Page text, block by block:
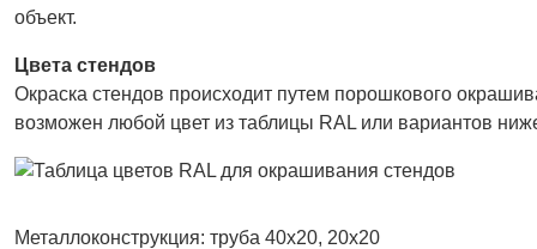
объект.
Цвета стендов
Окраска стендов происходит путем порошкового
возможен любой цвет из таблицы RAL или вариантов
Металлоконструкция: труба 40х20, 20х20